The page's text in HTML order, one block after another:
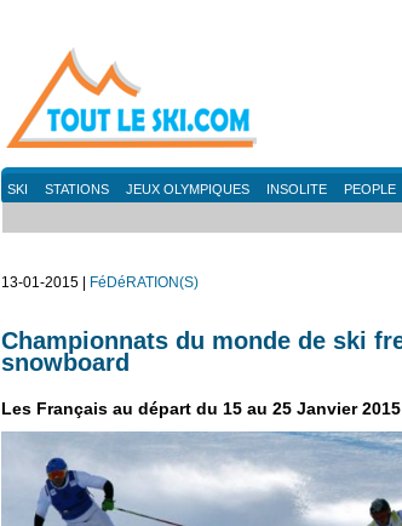
SKI STATIONS JEUX OLYMPIQUES INSOLITE PEOPLE
13-01-2015 | FéDéRATION(S)
Championnats du monde de ski
snowboard
Les Français au départ du 15 au 25 Janvier